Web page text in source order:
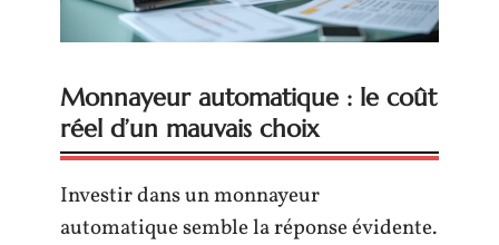
Monnayeur automatique : le coût
réel d’un mauvais choix
Investir dans un monnayeur
automatique semble la réponse évidente.